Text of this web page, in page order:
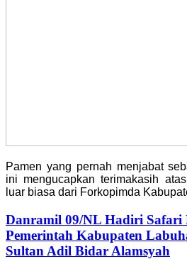
Pamen yang pernah menjabat
ini mengucapkan terimakasih
luar biasa dari Forkopimda
Danramil 09/NL Hadiri Safari
Pemerintah Kabupaten
Sultan Adil Bidar Alamsyah